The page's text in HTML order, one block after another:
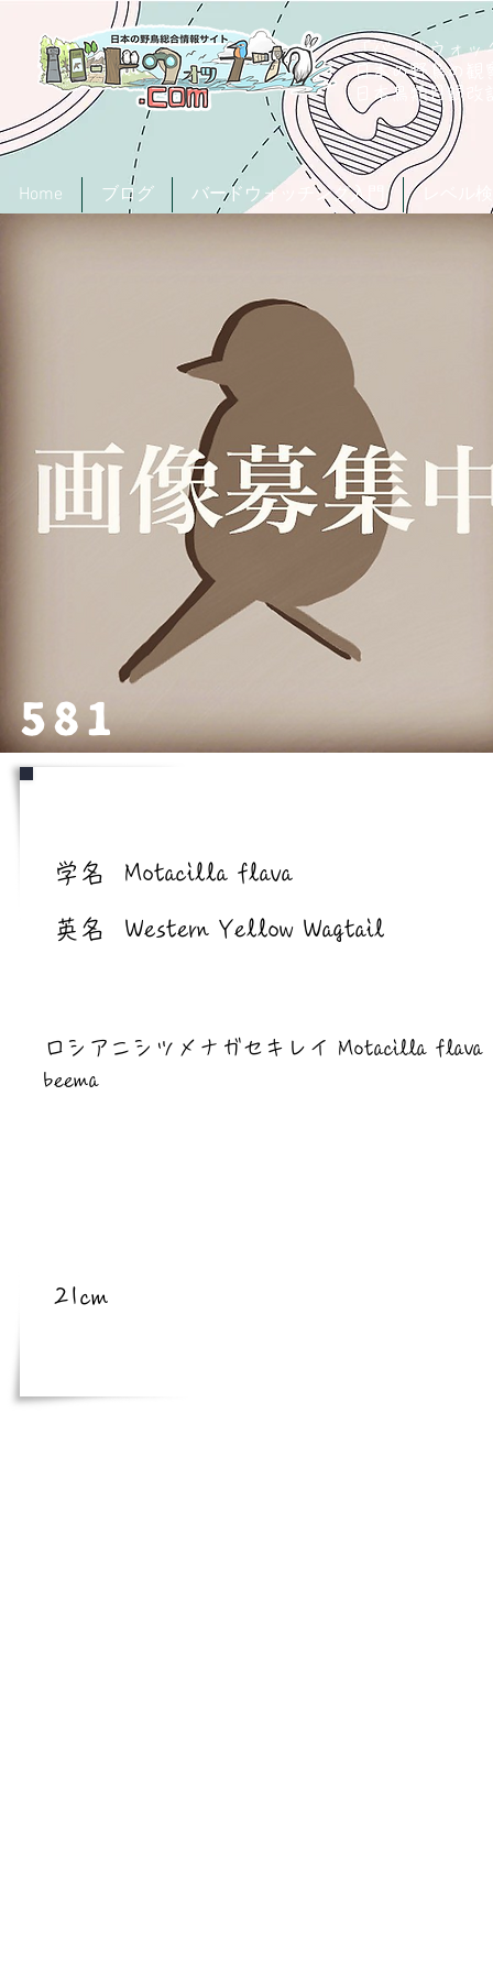
「バードウォッ
日本の野鳥の観
日本鳥類目録
Home ブログ バードウォッチング入門
581
学名 Motacilla flava
英名 Western Yellow Wagtail
ロシアニシツメナガセキレイ Motacilla flava
beema
21cm